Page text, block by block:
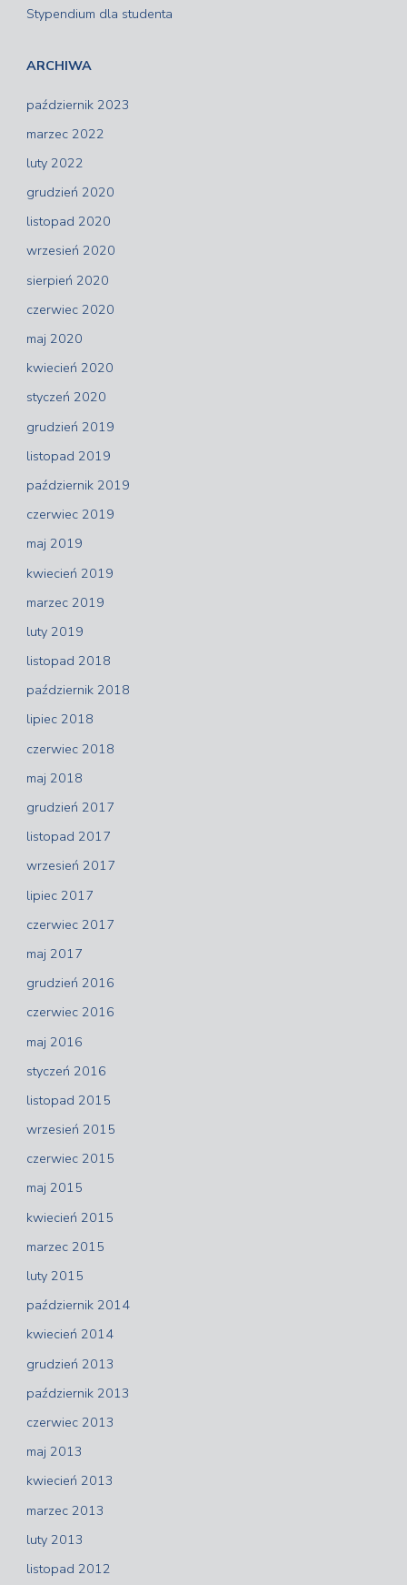
Stypendium dla studenta
ARCHIWA
październik 2023
marzec 2022
luty 2022
grudzień 2020
listopad 2020
wrzesień 2020
sierpień 2020
czerwiec 2020
maj 2020
kwiecień 2020
styczeń 2020
grudzień 2019
listopad 2019
październik 2019
czerwiec 2019
maj 2019
kwiecień 2019
marzec 2019
luty 2019
listopad 2018
październik 2018
lipiec 2018
czerwiec 2018
maj 2018
grudzień 2017
listopad 2017
wrzesień 2017
lipiec 2017
czerwiec 2017
maj 2017
grudzień 2016
czerwiec 2016
maj 2016
styczeń 2016
listopad 2015
wrzesień 2015
czerwiec 2015
maj 2015
kwiecień 2015
marzec 2015
luty 2015
październik 2014
kwiecień 2014
grudzień 2013
październik 2013
czerwiec 2013
maj 2013
kwiecień 2013
marzec 2013
luty 2013
listopad 2012